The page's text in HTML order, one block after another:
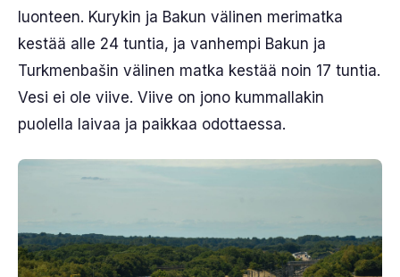
luonteen. Kurykin ja Bakun välinen merimatka
kestää alle 24 tuntia, ja vanhempi Bakun ja
Turkmenbašin välinen matka kestää noin 17 tuntia.
Vesi ei ole viive. Viive on jono kummallakin
puolella laivaa ja paikkaa odottaessa.